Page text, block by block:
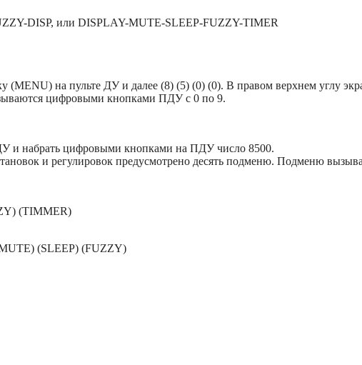
DISP, или DISPLAY-MUTE-SLEEP-FUZZY-TIMER
на пульте ДУ и далее (8) (5) (0) (0). В правом верхнем углу
цифровыми кнопками ПДУ с 0 по 9.
и набрать цифровыми кнопками на ПДУ число 8500.
и регулировок предусмотрено десять подменю. Подменю
(TIMMER)
(SLEEP) (FUZZY)